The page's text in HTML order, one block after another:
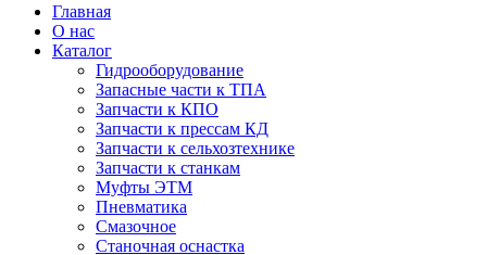
Главная
О нас
Каталог
Гидрооборудование
Запасные части к ТПА
Запчасти к КПО
Запчасти к прессам КД
Запчасти к сельхозтехнике
Запчасти к станкам
Муфты ЭТМ
Пневматика
Смазочное
Станочная оснастка